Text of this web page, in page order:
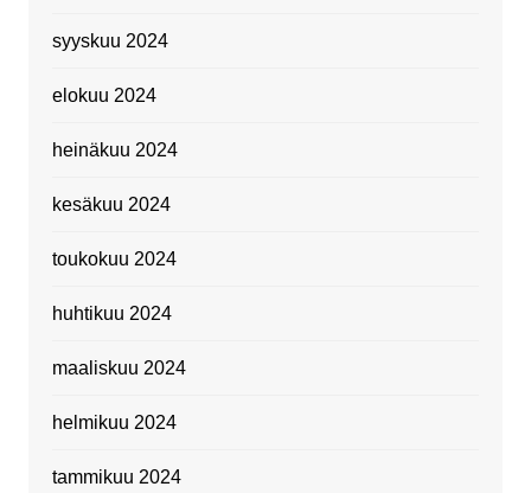
syyskuu 2024
elokuu 2024
heinäkuu 2024
kesäkuu 2024
toukokuu 2024
huhtikuu 2024
maaliskuu 2024
helmikuu 2024
tammikuu 2024